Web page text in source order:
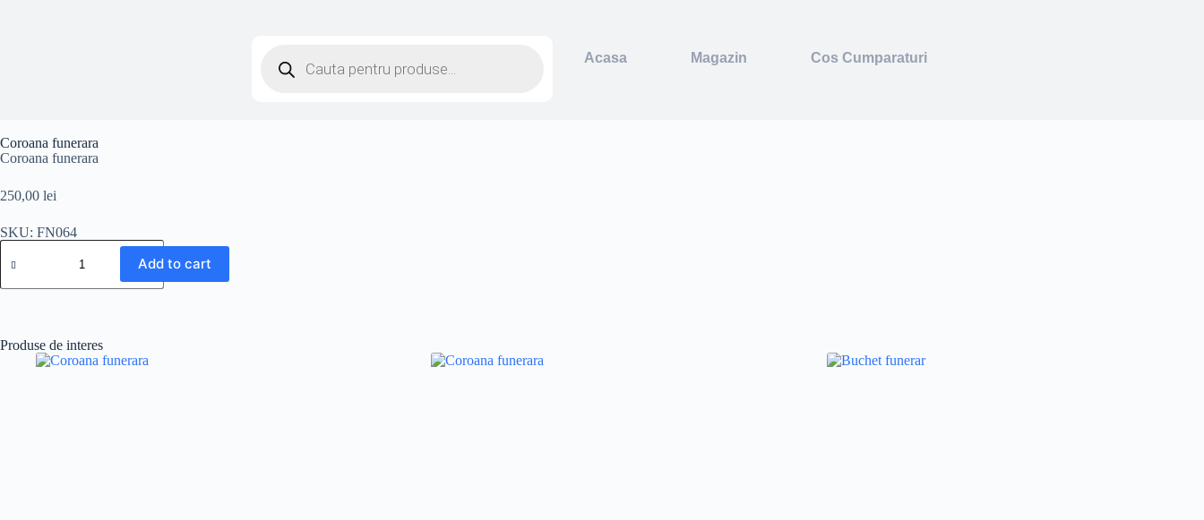
Acasa Magazin Cos Cumparaturi
Coroana funerara
Coroana funerara
250,00 lei
SKU: FN064
Add to cart
Produse de interes